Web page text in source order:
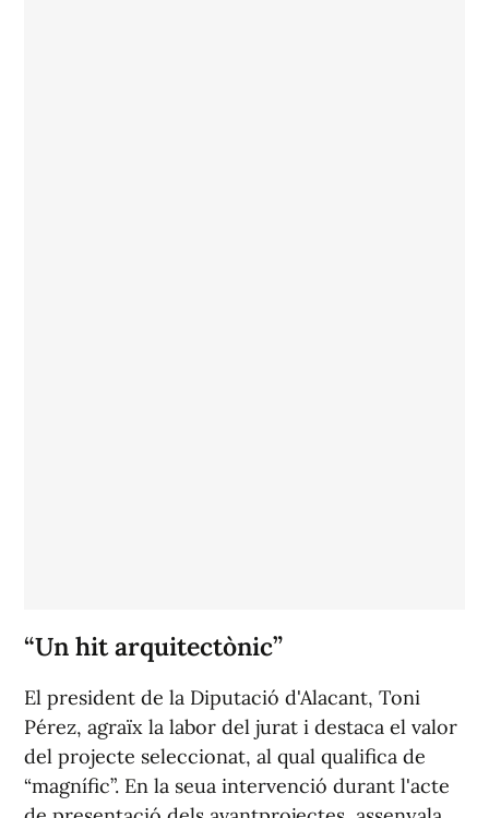
“Un hit arquitectònic”
El president de la Diputació d'Alacant, Toni
Pérez, agraïx la labor del jurat i destaca el valor
del projecte seleccionat, al qual qualifica de
“magnífic”. En la seua intervenció durant l'acte